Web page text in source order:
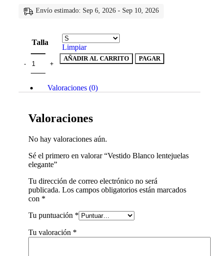
Envío estimado: Sep 6, 2026 - Sep 10, 2026
Talla
Limpiar
AÑADIR AL CARRITO PAGAR
Valoraciones (0)
Valoraciones
No hay valoraciones aún.
Sé el primero en valorar “Vestido Blanco lentejuelas
elegante”
Tu dirección de correo electrónico no será
publicada. Los campos obligatorios están marcados
con *
Tu puntuación *
Tu valoración *